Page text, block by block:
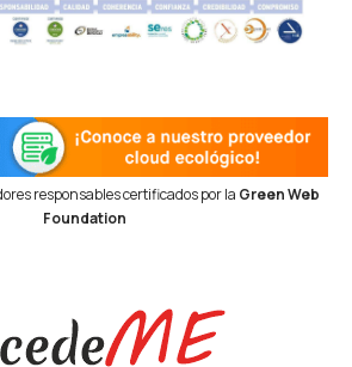
responsables certificados por la Green Web
Foundation